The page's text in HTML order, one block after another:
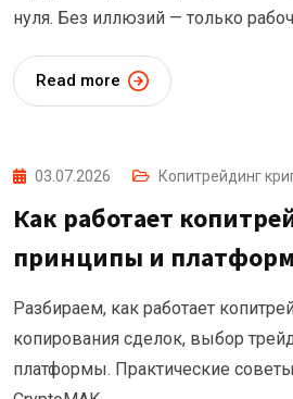
нуля. Без иллюзий — только
Read more
03.07.2026 Копитрейдинг
Как работает
принципы и
Разбираем, как работает
копирования сделок, выбор
платформы. Практические